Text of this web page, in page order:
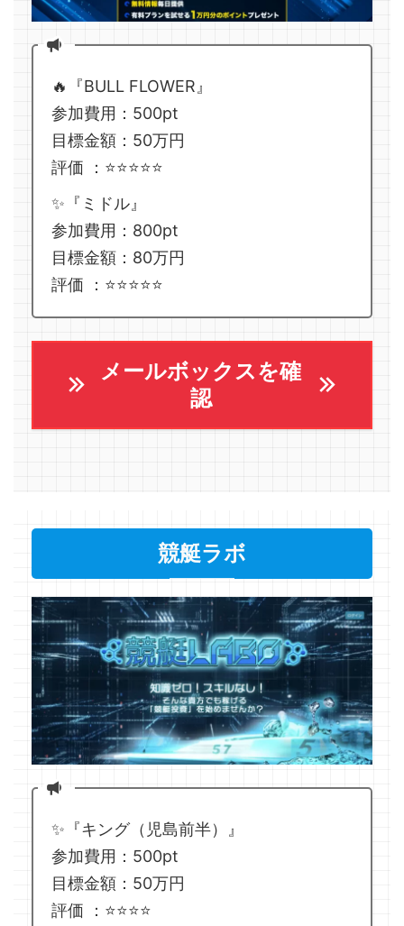
🔥『BULL FLOWER』
参加費用：500pt
目標金額：50万円
評価 ：⭐️⭐️⭐️⭐️⭐️
✨『ミドル』
参加費用：800pt
目標金額：80万円
評価 ：⭐️⭐️⭐️⭐️⭐️
メールボックスを確
認
競艇ラボ
✨『キング（児島前半）』
参加費用：500pt
目標金額：50万円
評価 ：⭐️⭐️⭐️⭐️